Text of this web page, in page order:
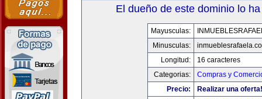
El dueño de este dominio lo
Mayusculas:
Minusculas:
Longitud:
16 caracteres
Categorias:
Compras y
Precio:
Realizar una oferta!